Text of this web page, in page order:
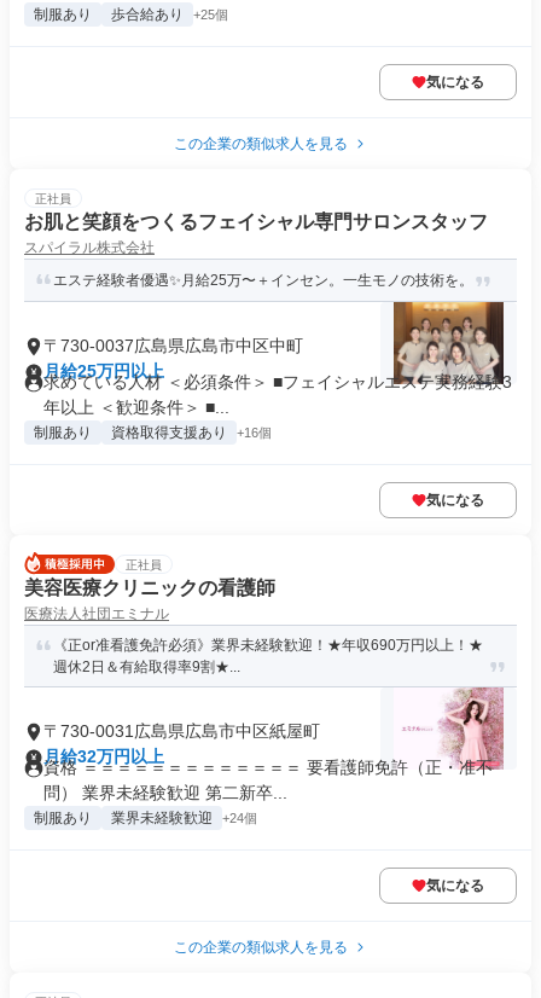
制服あり 歩合給あり +25個
気になる
この企業の類似求人を見る
正社員
お肌と笑顔をつくるフェイシャル専門サロンスタッフ
スパイラル株式会社
エステ経験者優遇✨月給25万〜＋インセン。一生モノの技術を。
〒730-0037広島県広島市中区中町
月給25万円以上
求めている人材 ＜必須条件＞ ■フェイシャルエステ実務経験3
年以上 ＜歓迎条件＞ ■...
制服あり 資格取得支援あり +16個
気になる
正社員
美容医療クリニックの看護師
医療法人社団エミナル
《正or准看護免許必須》業界未経験歓迎！★年収690万円以上！★
週休2日＆有給取得率9割★...
〒730-0031広島県広島市中区紙屋町
月給32万円以上
資格 ＝＝＝＝＝＝＝＝＝＝＝＝＝ 要看護師免許（正・准不
問） 業界未経験歓迎 第二新卒...
制服あり 業界未経験歓迎 +24個
気になる
この企業の類似求人を見る